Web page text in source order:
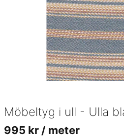
Möbeltyg i ull - Ulla
995 kr / meter